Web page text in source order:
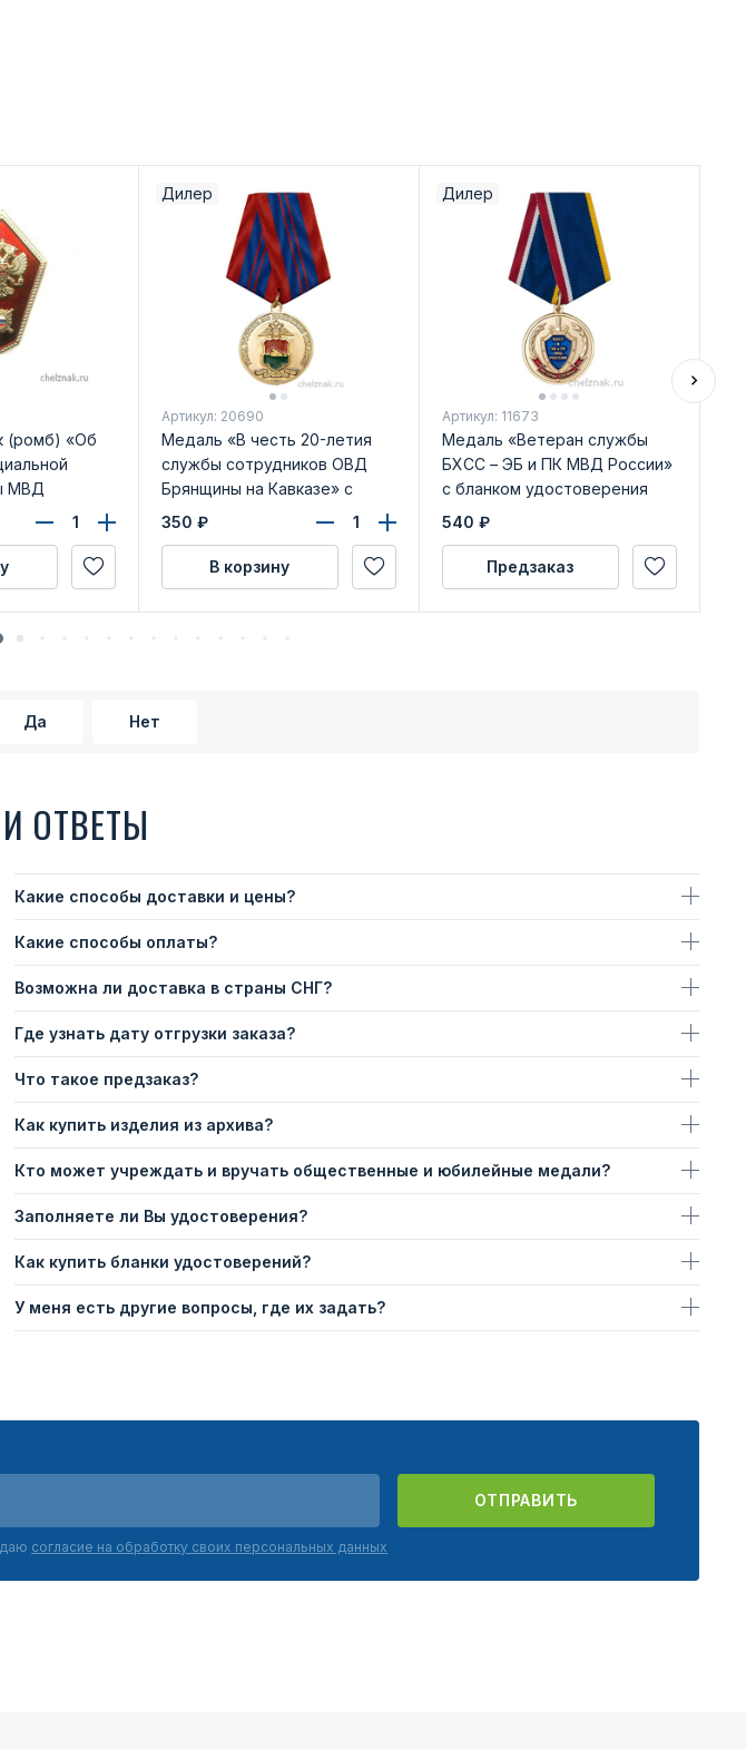
(ромб) «Об
МВД
Дилер
Артикул: 20690
Медаль «В честь 20-летия
службы сотрудников ОВД
Брянщины на Кавказе» с
бланком удостоверения
350 ₽
В корзину
Дилер
Артикул: 11673
Медаль «Ветеран службы
БХСС – ЭБ и ПК МВД России»
с бланком удостоверения
540 ₽
Предзаказ
Да Нет
ОТВЕТЫ
Какие способы доставки и цены?
Какие способы оплаты?
Возможна ли доставка в страны СНГ?
Где узнать дату отгрузки заказа?
Что такое предзаказ?
Как купить изделия из архива?
Кто может учреждать и вручать общественные и юбилейные медали?
Заполняете ли Вы удостоверения?
Как купить бланки удостоверений?
У меня есть другие вопросы, где их задать?
ОТПРАВИТЬ
согласие на обработку своих персональных данных